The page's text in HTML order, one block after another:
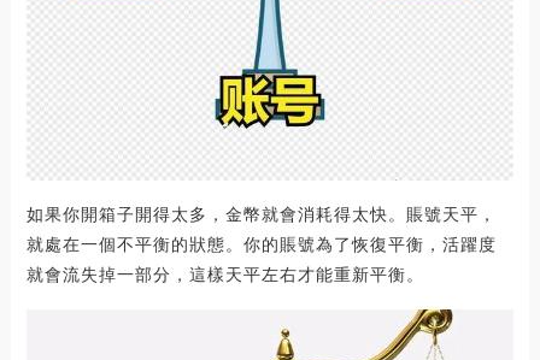
如果你開箱子開得太多，金幣就會消耗得太快。賬號天平，
就處在一個不平衡的狀態。你的賬號為了恢復平衡，活躍度
就會流失掉一部分，這樣天平左右才能重新平衡。